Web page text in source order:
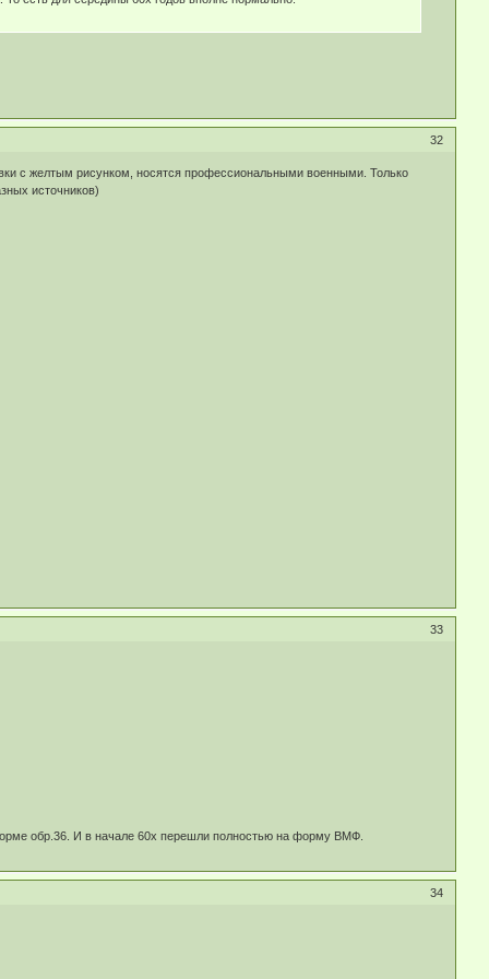
32
с желтым рисунком, носятся профессиональными военными. Только
источников)
33
обр.36. И в начале 60х перешли полностью на форму ВМФ.
34